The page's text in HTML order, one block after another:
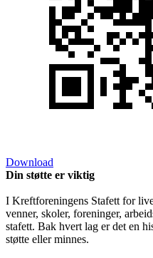
Download
Din støtte er viktig
I Kreftforeningens Stafett for
venner, skoler, foreninger,
stafett. Bak hvert lag er det en
støtte eller minnes.